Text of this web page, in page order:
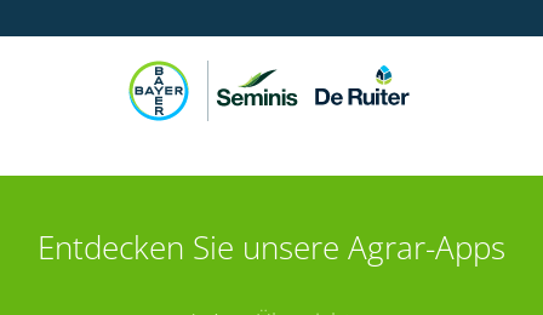
Entdecken Sie unsere Agrar-Apps